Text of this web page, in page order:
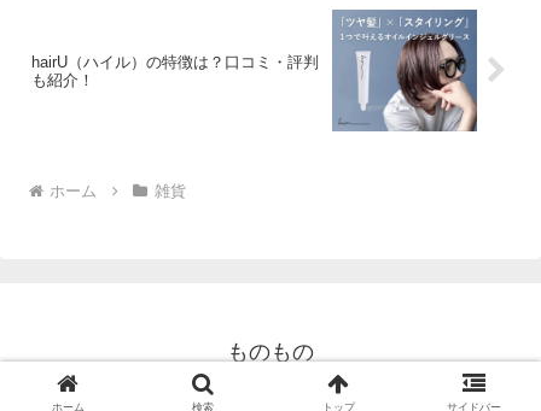
hairU（ハイル）の特徴は？口コミ・評判
も紹介！
ホーム 雑貨
ものもの
© 2023 ものもの.
ホーム 検索 トップ サイドバー